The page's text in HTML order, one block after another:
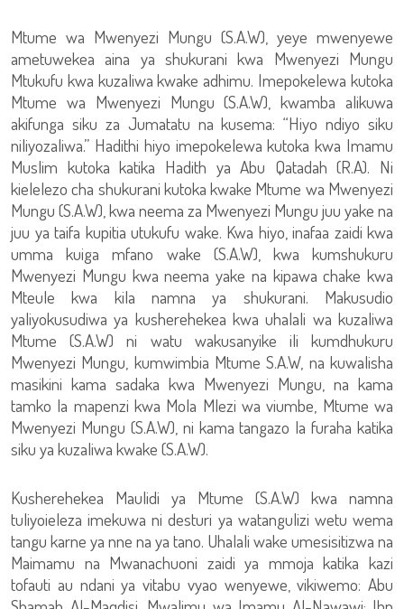
Mtume wa Mwenyezi Mungu (S.A.W), yeye mwenyewe
ametuwekea aina ya shukurani kwa Mwenyezi Mungu
Mtukufu kwa kuzaliwa kwake adhimu. Imepokelewa kutoka
Mtume wa Mwenyezi Mungu (S.A.W), kwamba alikuwa
akifunga siku za Jumatatu na kusema: “Hiyo ndiyo siku
niliyozaliwa.” Hadithi hiyo imepokelewa kutoka kwa Imamu
Muslim kutoka katika Hadith ya Abu Qatadah (R.A). Ni
kielelezo cha shukurani kutoka kwake Mtume wa Mwenyezi
Mungu (S.A.W), kwa neema za Mwenyezi Mungu juu yake na
juu ya taifa kupitia utukufu wake. Kwa hiyo, inafaa zaidi kwa
umma kuiga mfano wake (S.A.W), kwa kumshukuru
Mwenyezi Mungu kwa neema yake na kipawa chake kwa
Mteule kwa kila namna ya shukurani. Makusudio
yaliyokusudiwa ya kusherehekea kwa uhalali wa kuzaliwa
Mtume (S.A.W) ni watu wakusanyike ili kumdhukuru
Mwenyezi Mungu, kumwimbia Mtume S.A.W, na kuwalisha
masikini kama sadaka kwa Mwenyezi Mungu, na kama
tamko la mapenzi kwa Mola Mlezi wa viumbe, Mtume wa
Mwenyezi Mungu (S.A.W), ni kama tangazo la furaha katika
siku ya kuzaliwa kwake (S.A.W).
Kusherehekea Maulidi ya Mtume (S.A.W) kwa namna
tuliyoieleza imekuwa ni desturi ya watangulizi wetu wema
tangu karne ya nne na ya tano. Uhalali wake umesisitizwa na
Maimamu na Mwanachuoni zaidi ya mmoja katika kazi
tofauti au ndani ya vitabu vyao wenyewe, vikiwemo: Abu